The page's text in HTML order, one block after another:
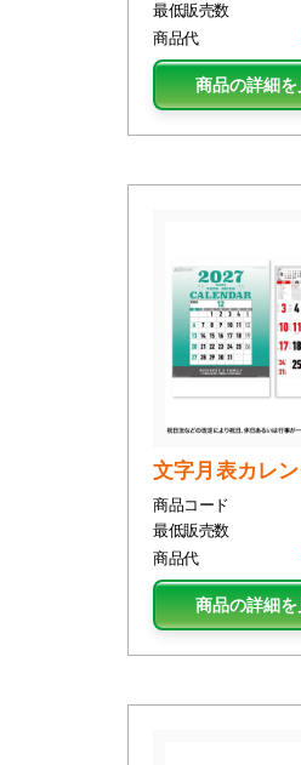
最低販売数
商品代
商品の詳細を
文字月表カレ
商品コード
最低販売数
商品代
商品の詳細を